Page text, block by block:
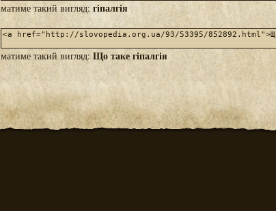
матиме такий вигляд: гіпалгія
матиме такий вигляд:Що таке гіпалгія